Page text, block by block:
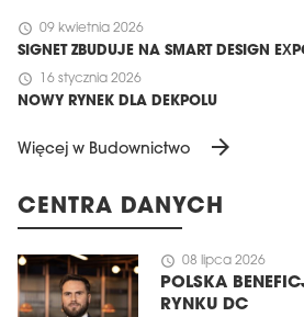
schedule 09 kwietnia 2026
SIGNET ZBUDUJE NA SMART DESIGN
schedule 16 stycznia 2026
NOWY RYNEK DLA DEKPOLU
Więcej w Budownictwo arrow_forward
CENTRA DANYCH
schedule 08 lipca 2026
POLSKA
RYNKU DC